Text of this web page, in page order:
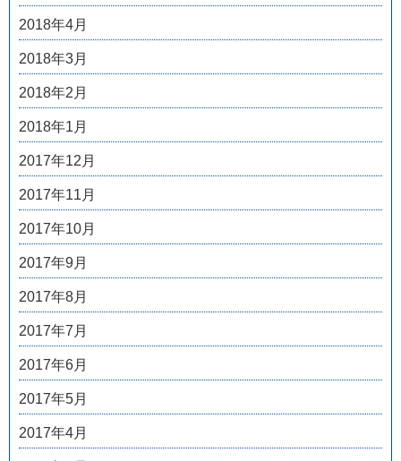
2018年4月
2018年3月
2018年2月
2018年1月
2017年12月
2017年11月
2017年10月
2017年9月
2017年8月
2017年7月
2017年6月
2017年5月
2017年4月